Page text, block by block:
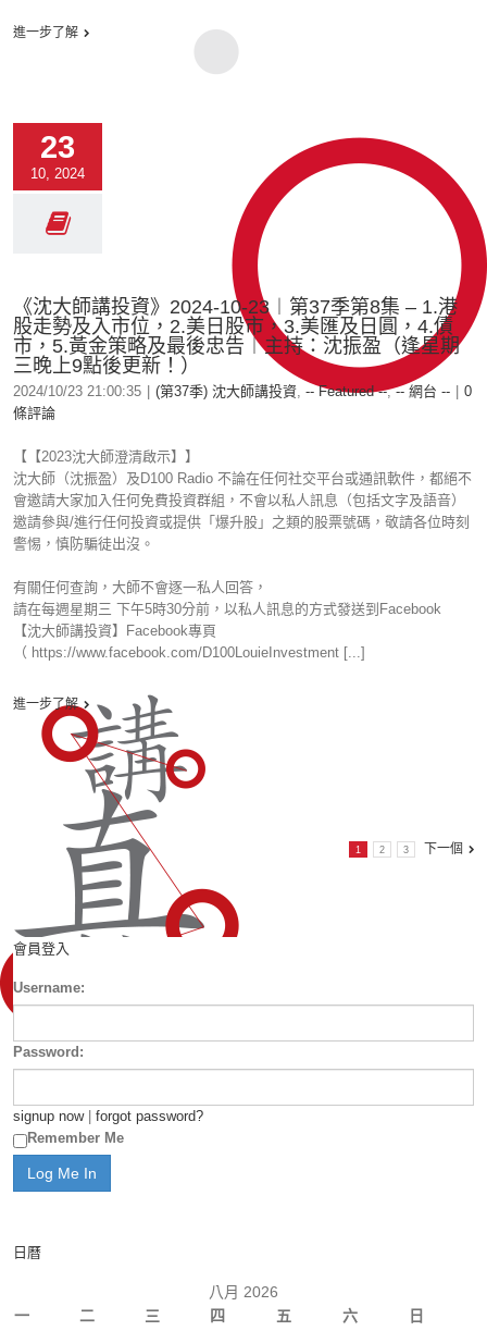
進一步了解
23
10, 2024
《沈大師講投資》2024-10-23︱第37季第8集 – 1.港
股走勢及入市位，2.美日股市，3.美匯及日圓，4.債
市，5.黃金策略及最後忠告︱主持：沈振盈（逢星期
三晚上9點後更新！）
2024/10/23 21:00:35 (第37季) 沈大師講投資, -- Featured --,-- 網台 --
0
條評論
【【2023沈大師澄清啟示】】
沈大師（沈振盈）及D100 Radio 不論在任何社交平台或通訊軟件，都絕不
會邀請大家加入任何免費投資群組，不會以私人訊息（包括文字及語音）
邀請參與/進行任何投資或提供「爆升股」之類的股票號碼，敬請各位時刻
警惕，慎防騙徒出沒。
有關任何查詢，大師不會逐一私人回答，
請在每週星期三 下午5時30分前，以私人訊息的方式發送到Facebook
【沈大師講投資】Facebook專頁
（ https://www.facebook.com/D100LouieInvestment [...]
進一步了解
1 2 3 下一個
會員登入
Username:
Password:
signup now| forgot password?
Remember Me
日曆
八月 2026
一
二 三 四 五 六 日